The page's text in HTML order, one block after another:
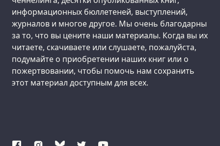
информационных бюллетеней, выступлений,
журналов и многое другое. Мы очень благодарны
за то, что вы цените наши материалы. Когда вы их
читаете, скачиваете или слушаете, пожалуйста,
подумайте о приобретении наших книг или о
пожертвовании, чтобы помочь нам сохранить
этот материал доступным для всех.